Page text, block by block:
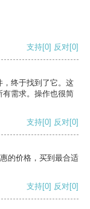
支持[0] 反对[0]
，终于找到了它。这
有需求。操作也很简
支持[0] 反对[0]
的价格，买到最合适
支持[0] 反对[0]